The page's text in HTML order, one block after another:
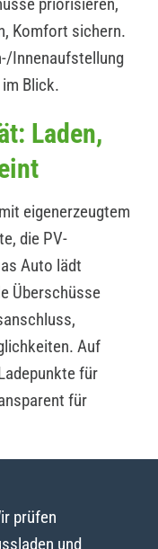
priorisieren,
Komfort sichern.
Innenaufstellung
Blick.
Laden,
eigenerzeugtem
die PV-
Auto lädt
Überschüsse
Auf
für
für
prüfen
und